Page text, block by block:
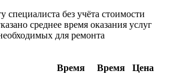
специалиста без учёта стоимости
среднее время оказания услуг
для ремонта
Время Время
Цена